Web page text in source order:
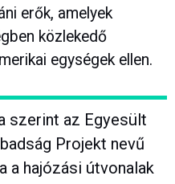
erők, amelyek
közlekedő
egységek ellen.
szerint az Egyesült
Projekt nevű
a hajózási útvonalak